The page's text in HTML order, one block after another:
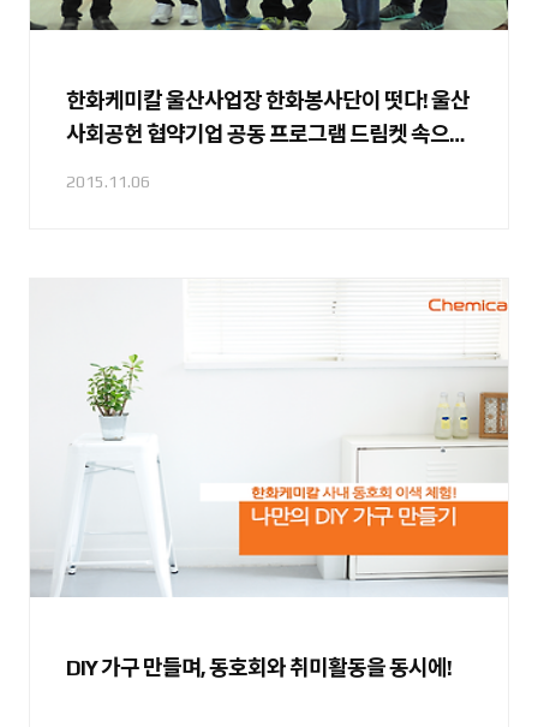
한화케미칼 울산사업장 한화봉사단이 떳다! 울산
사회공헌 협약기업 공동 프로그램 드림켓 속으
2015.11.06
DIY 가구 만들며, 동호회와 취미활동을 동시에!